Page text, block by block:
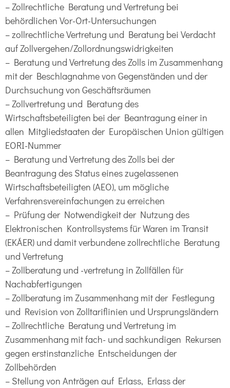
– Zollrechtliche Beratung und Vertretung bei
behördlichen Vor-Ort-Untersuchungen
– zollrechtliche Vertretung und Beratung bei Verdacht
auf Zollvergehen/Zollordnungswidrigkeiten
– Beratung und Vertretung des Zolls im Zusammenhang
mit der Beschlagnahme von Gegenständen und der
Durchsuchung von Geschäftsräumen
– Zollvertretung und Beratung des
Wirtschaftsbeteiligten bei der Beantragung einer in
allen Mitgliedstaaten der Europäischen Union gültigen
EORI-Nummer
– Beratung und Vertretung des Zolls bei der
Beantragung des Status eines zugelassenen
Wirtschaftsbeteiligten (AEO), um mögliche
Verfahrensvereinfachungen zu erreichen
– Prüfung der Notwendigkeit der Nutzung des
Elektronischen Kontrollsystems für Waren im Transit
(EKÁER) und damit verbundene zollrechtliche Beratung
und Vertretung
– Zollberatung und -vertretung in Zollfällen für
Nachabfertigungen
– Zollberatung im Zusammenhang mit der Festlegung
und Revision von Zolltariflinien und Ursprungsländern
– Zollrechtliche Beratung und Vertretung im
Zusammenhang mit fach- und sachkundigen Rekursen
gegen erstinstanzliche Entscheidungen der
Zollbehörden
– Stellung von Anträgen auf Erlass, Erlass der